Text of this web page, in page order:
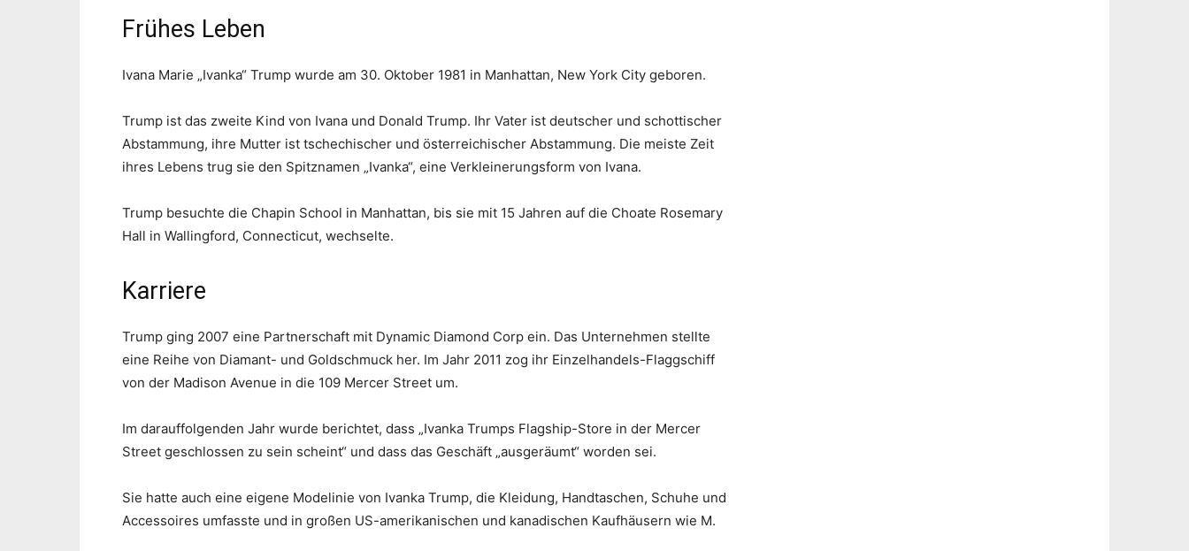
Frühes Leben
Ivana Marie „Ivanka“ Trump wurde am 30. Oktober 1981 in Manhattan, New York City geboren.
Trump ist das zweite Kind von Ivana und Donald Trump. Ihr Vater ist deutscher und schottischer
Abstammung, ihre Mutter ist tschechischer und österreichischer Abstammung. Die meiste Zeit
ihres Lebens trug sie den Spitznamen „Ivanka“, eine Verkleinerungsform von Ivana.
Trump besuchte die Chapin School in Manhattan, bis sie mit 15 Jahren auf die Choate Rosemary
Hall in Wallingford, Connecticut, wechselte.
Karriere
Trump ging 2007 eine Partnerschaft mit Dynamic Diamond Corp ein. Das Unternehmen stellte
eine Reihe von Diamant- und Goldschmuck her. Im Jahr 2011 zog ihr Einzelhandels-Flaggschiff
von der Madison Avenue in die 109 Mercer Street um.
Im darauffolgenden Jahr wurde berichtet, dass „Ivanka Trumps Flagship-Store in der Mercer
Street geschlossen zu sein scheint“ und dass das Geschäft „ausgeräumt“ worden sei.
Sie hatte auch eine eigene Modelinie von Ivanka Trump, die Kleidung, Handtaschen, Schuhe und
Accessoires umfasste und in großen US-amerikanischen und kanadischen Kaufhäusern wie M.